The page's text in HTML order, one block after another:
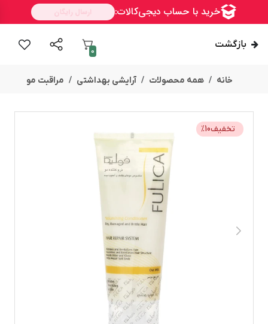
بازگشت
0
خانه همه محصولات آرایشی بهداشتی مراقبت مو
تخفیف %10